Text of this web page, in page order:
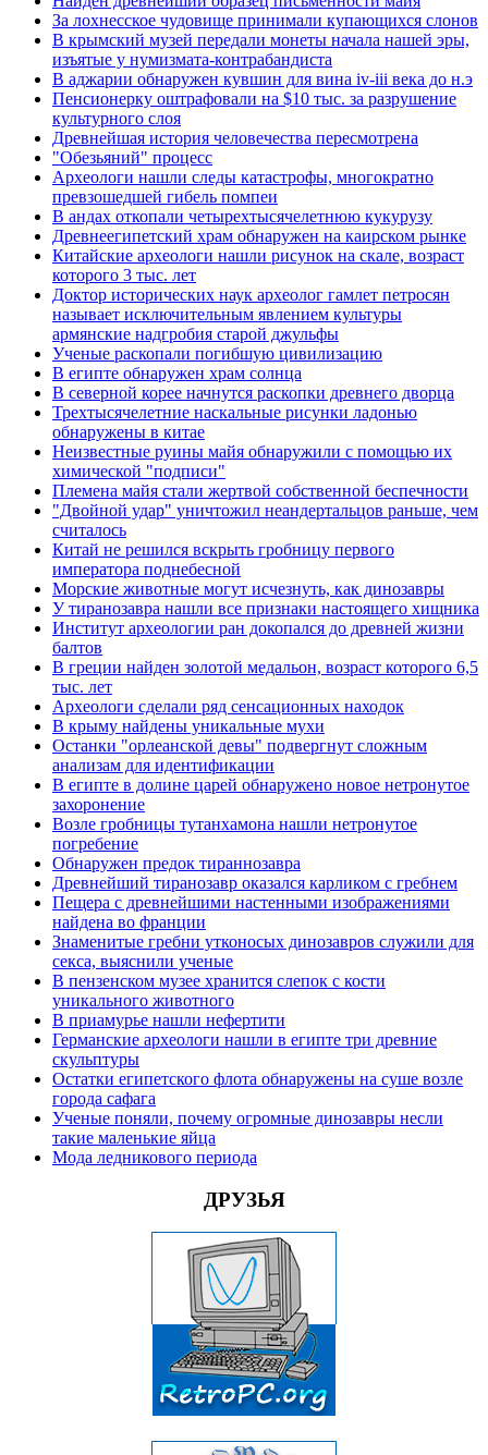
За лохнесское чудовище принимали купающихся слонов
В крымский музей передали монеты начала нашей эры,
изъятые у нумизмата-контрабандиста
В аджарии обнаружен кувшин для вина iv-iii века до н.э
Пенсионерку оштрафовали на $10 тыс. за разрушение
культурного слоя
Древнейшая история человечества пересмотрена
"Обезьяний" процесс
Археологи нашли следы катастрофы, многократно
превзошедшей гибель помпеи
В андах откопали четырехтысячелетнюю кукурузу
Древнеегипетский храм обнаружен на каирском рынке
Китайские археологи нашли рисунок на скале, возраст
которого 3 тыс. лет
Доктор исторических наук археолог гамлет петросян
называет исключительным явлением культуры
армянские надгробия старой джульфы
Ученые раскопали погибшую цивилизацию
В египте обнаружен храм солнца
В северной корее начнутся раскопки древнего дворца
Трехтысячелетние наскальные рисунки ладонью
обнаружены в китае
Неизвестные руины майя обнаружили с помощью их
химической "подписи"
Племена майя стали жертвой собственной беспечности
"Двойной удар" уничтожил неандертальцов раньше, чем
считалось
Китай не решился вскрыть гробницу первого
императора поднебесной
Морские животные могут исчезнуть, как динозавры
У тиранозавра нашли все признаки настоящего хищника
Институт археологии ран докопался до древней жизни
балтов
В греции найден золотой медальон, возраст которого 6,5
тыс. лет
Археологи сделали ряд сенсационных находок
В крыму найдены уникальные мухи
Останки "орлеанской девы" подвергнут сложным
анализам для идентификации
В египте в долине царей обнаружено новое нетронутое
захоронение
Возле гробницы тутанхамона нашли нетронутое
погребение
Обнаружен предок тираннозавра
Древнейший тиранозавр оказался карликом с гребнем
Пещера с древнейшими настенными изображениями
найдена во франции
Знаменитые гребни утконосых динозавров служили для
секса, выяснили ученые
В пензенском музее хранится слепок с кости
уникального животного
В приамурье нашли нефертити
Германские археологи нашли в египте три древние
скульптуры
Остатки египетского флота обнаружены на суше возле
города сафага
Ученые поняли, почему огромные динозавры несли
такие маленькие яйца
Мода ледникового периода
ДРУЗЬЯ